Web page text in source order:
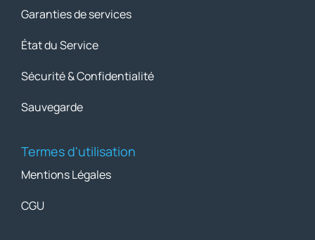
Garanties de services
État du Service
Sécurité & Confidentialité
Sauvegarde
Termes d'utilisation
Mentions Légales
CGU